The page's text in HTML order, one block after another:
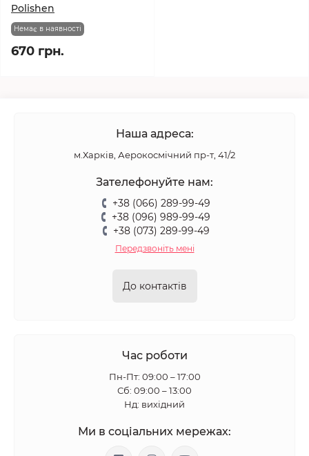
Polishen
Немає в наявності
670 грн.
Наша адреса:
м.Харків, Аерокосмічний пр-т, 41/2
Зателефонуйте нам:
+38 (066) 289-99-49
+38 (096) 989-99-49
+38 (073) 289-99-49
Передзвоніть мені
До контактів
Час роботи
Пн-Пт: 09:00 – 17:00
Сб: 09:00 – 13:00
Нд: вихідний
Ми в соціальних мережах: